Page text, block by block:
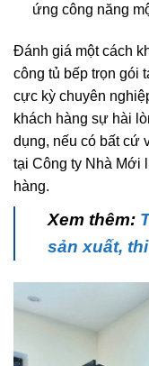
ứng công năng
Đánh giá một cách
công tủ bếp trọn gói
cực kỳ chuyên
khách hàng sự hài
dụng, nếu có bất cứ
tại Công ty Nhà Mới
hàng.
Xem thêm:
sản xuất,